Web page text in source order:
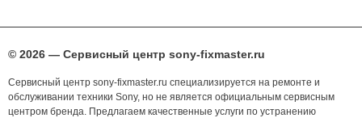
© 2026 — Сервисный центр sony-fixmaster.ru
Сервисный центр sony-fixmaster.ru специализируется на ремонте и
обслуживании техники Sony, но не является официальным сервисным
центром бренда. Предлагаем качественные услуги по устранению